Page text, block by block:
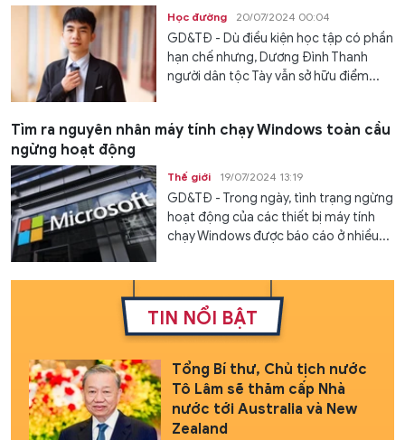
Học đường 20/07/2024 00:04
GD&TĐ - Dù điều kiện học tập có phần
hạn chế nhưng, Dương Đình Thanh
người dân tộc Tày vẫn sở hữu điểm...
Tìm ra nguyên nhân máy tính chạy Windows toàn cầu
ngừng hoạt động
Thế giới 19/07/2024 13:19
GD&TĐ - Trong ngày, tình trạng ngừng
hoạt động của các thiết bị máy tính
chạy Windows được báo cáo ở nhiều...
TIN NỔI BẬT
Tổng Bí thư, Chủ tịch nước
Tô Lâm sẽ thăm cấp Nhà
nước tới Australia và New
Zealand